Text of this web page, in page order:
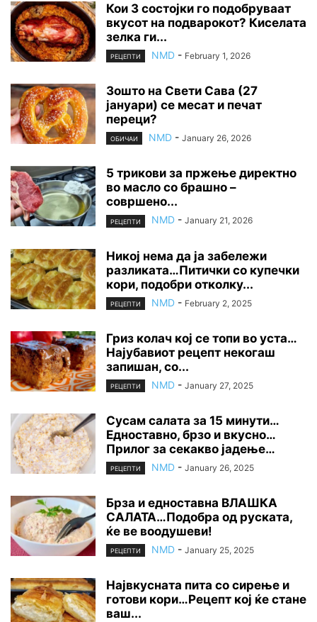
Кои 3 состојки го подобруваат
вкусот на подварокот? Киселата
зелка ги...
РЕЦЕПТИ NMD - February 1, 2026
Зошто на Свети Сава (27
јануари) се месат и печат
переци?
ОБИЧАИ NMD - January 26, 2026
5 трикови за пржење директно
во масло со брашно –
совршено...
РЕЦЕПТИ NMD - January 21, 2026
Никој нема да ја забележи
разликата…Питички со купечки
кори, подобри отколку...
РЕЦЕПТИ NMD - February 2, 2025
Гриз колач кој се топи во уста…
Најубавиот рецепт некогаш
запишан, со...
РЕЦЕПТИ NMD - January 27, 2025
Сусам салата за 15 минути…
Едноставно, брзо и вкусно…
Прилог за секакво јадење…
РЕЦЕПТИ NMD - January 26, 2025
Брза и едноставна ВЛАШКА
САЛАТА…Подобра од руската,
ќе ве воодушеви!
РЕЦЕПТИ NMD - January 25, 2025
Највкусната пита со сирење и
готови кори…Рецепт кој ќе стане
ваш...